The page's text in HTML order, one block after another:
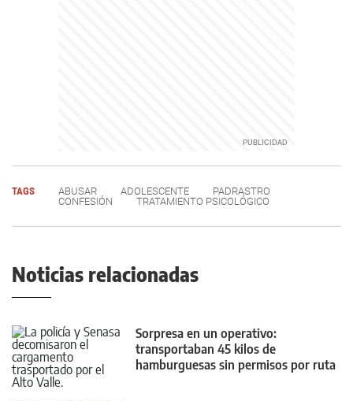
TAGS ABUSAR ADOLESCENTE
PADRASTRO
CONFESIÓN
TRATAMIENTO PSICOLÓGICO
Noticias relacionadas
Sorpresa en un operativo:
transportaban 45 kilos de
hamburguesas sin permisos por ruta